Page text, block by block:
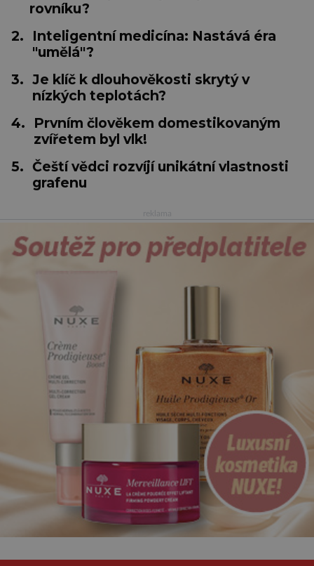
rovníku?
2.
Inteligentní medicína: Nastává éra
"umělá"?
3. Je klíč k dlouhověkosti skrytý v
nízkých teplotách?
4.
Prvním člověkem domestikovaným
zvířetem byl vlk!
5. Čeští vědci rozvíjí unikátní vlastnosti
grafenu